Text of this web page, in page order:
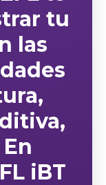
tu
las
iBT